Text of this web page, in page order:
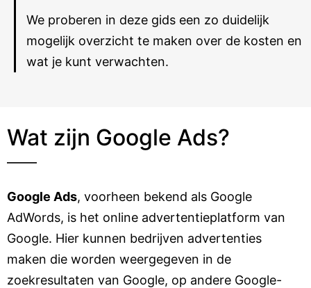
We proberen in deze gids een zo duidelijk
mogelijk overzicht te maken over de kosten en
wat je kunt verwachten.
Wat zijn Google Ads?
Google Ads, voorheen bekend als Google
AdWords, is het online advertentieplatform van
Google. Hier kunnen bedrijven advertenties
maken die worden weergegeven in de
zoekresultaten van Google, op andere Google-